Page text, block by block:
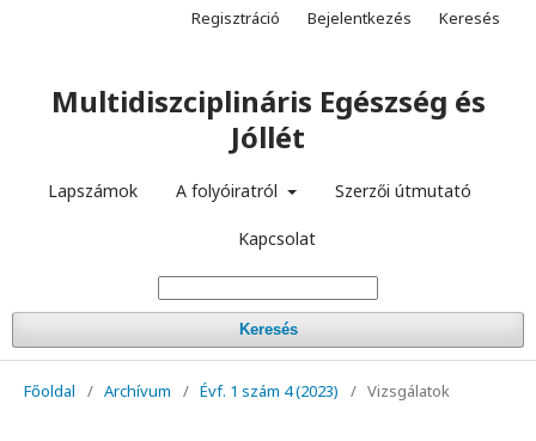
Multidiszciplináris Egészség és
Jóllét
Lapszámok A folyóiratról Szerzői útmutató
Kapcsolat
Keresés
Regisztráció Bejelentkezés Keresés
Főoldal / Archívum / Évf. 1 szám 4 (2023) / Vizsgálatok